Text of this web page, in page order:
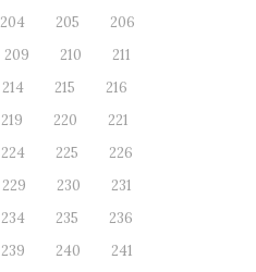
204 205
206
209 210
211
214 215
216
219 220
221
224 225
226
229 230
231
234 235
236
239 240
241